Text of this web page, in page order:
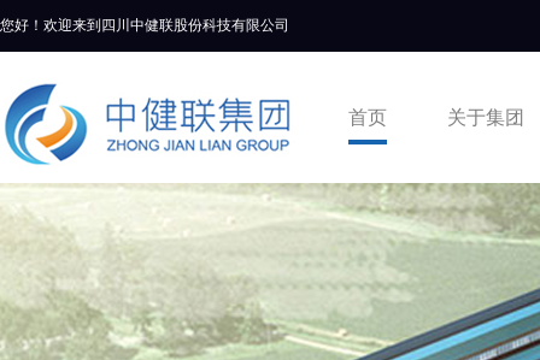
您好！欢迎来到四川中健联股份科技有限公司
首页 关于集团